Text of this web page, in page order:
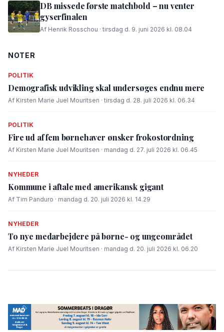
DB missede første matchbold – nu venter
gyserfinalen
Af Henrik Rosschou · tirsdag d. 9. juni 2026 kl. 08.04
NOTER
POLITIK
Demografisk udvikling skal undersøges endnu mere
Af Kirsten Marie Juel Mouritsen · tirsdag d. 28. juli 2026 kl. 06.34
POLITIK
Fire ud af fem børnehaver ønsker frokostordning
Af Kirsten Marie Juel Mouritsen · mandag d. 27. juli 2026 kl. 06.45
NYHEDER
Kommune i aftale med amerikansk gigant
Af Tim Panduro · mandag d. 20. juli 2026 kl. 14.29
NYHEDER
To nye medarbejdere på børne- og ungeområdet
Af Kirsten Marie Juel Mouritsen · mandag d. 20. juli 2026 kl. 06.20